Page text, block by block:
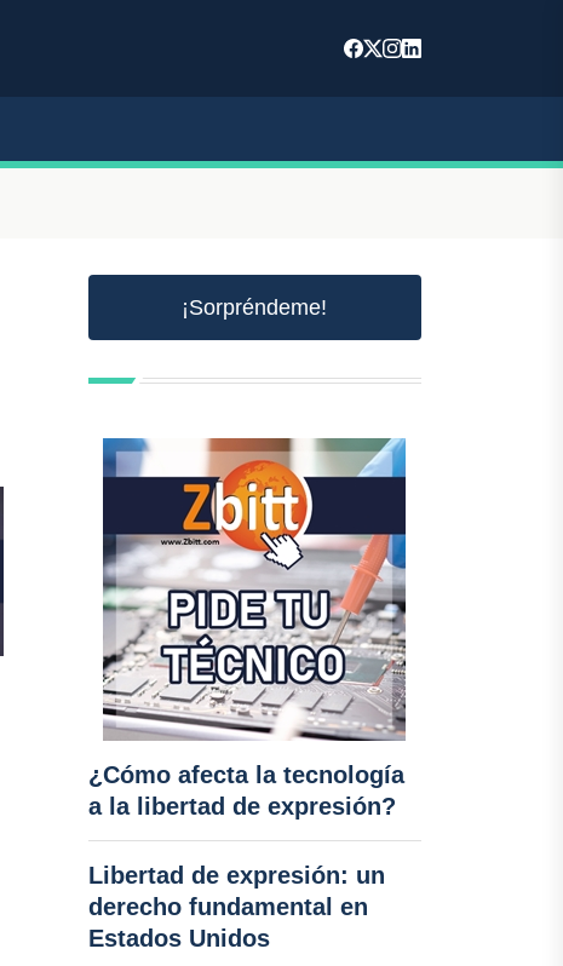
¡Sorpréndeme!
¿Cómo afecta la tecnología
a la libertad de expresión?
Libertad de expresión: un
derecho fundamental en
Estados Unidos